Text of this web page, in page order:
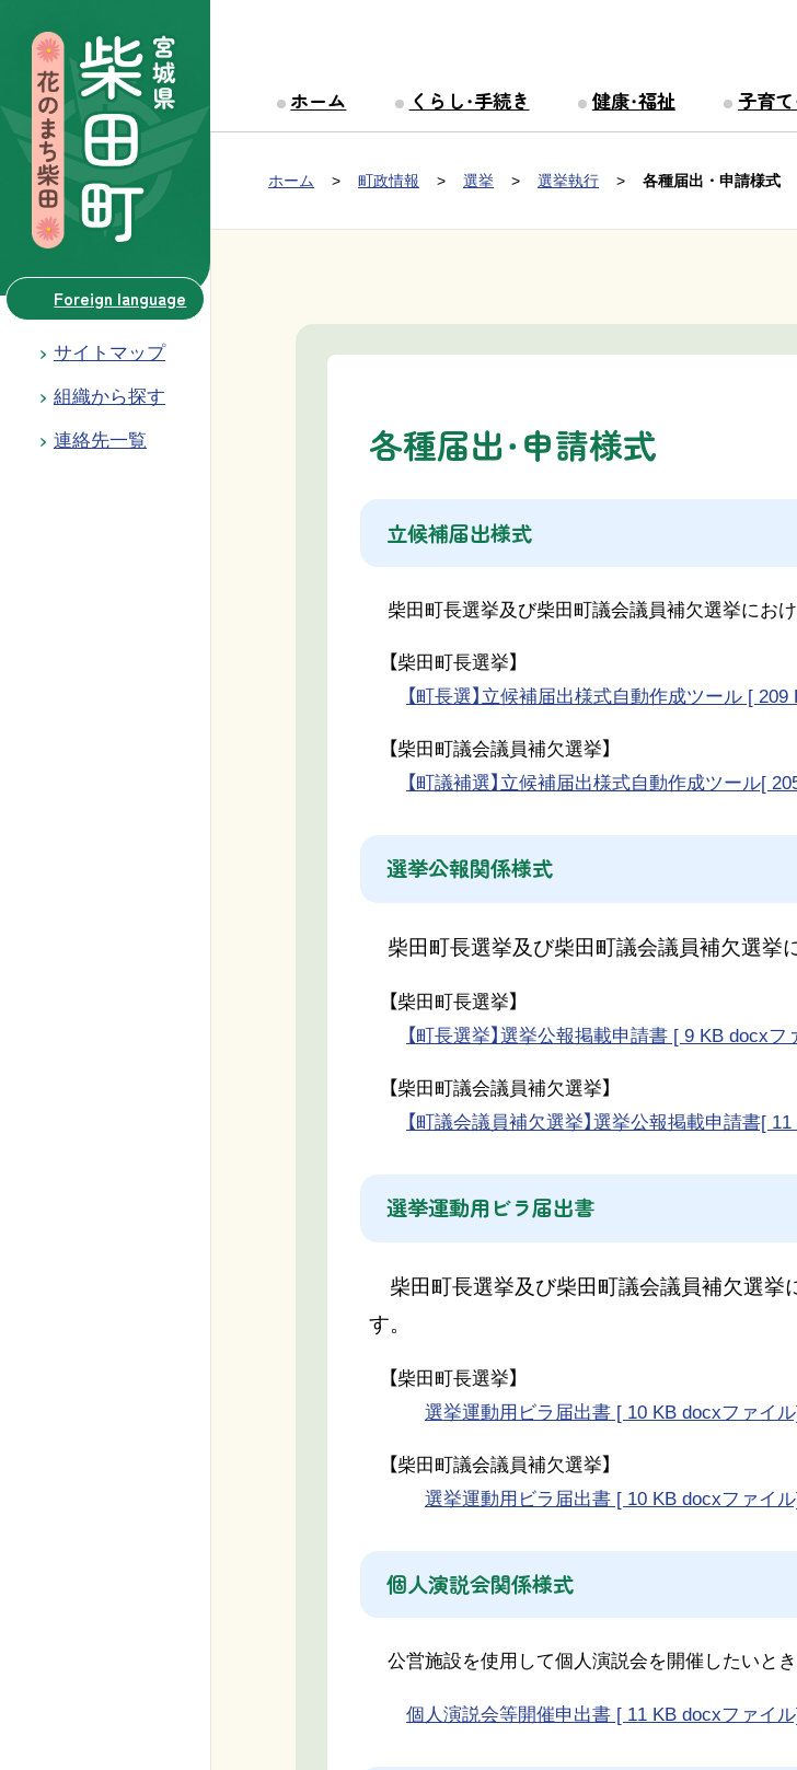
Foreign language
サイトマップ
組織から探す
連絡先一覧
Group NAV
ホーム くらし・手続き 健康・福祉 子育て
現在位置：
ホーム 町政情報 選挙 選挙執行 各種届出・申請様式
各種届出・申請様式
立候補届出様式
柴田町長選挙及び柴田町議会議員補欠選挙にお
【柴田町長選挙】
【町長選】立候補届出様式自動作成ツール [
【柴田町議会議員補欠選挙】
【町議補選】立候補届出様式自動作成ツール[
選挙公報関係様式
柴田町長選挙及び柴田町議会議員補欠選挙
【柴田町長選挙】
【町長選挙】選挙公報掲載申請書 [ 9 KB docxフ
【柴田町議会議員補欠選挙】
【町議会議員補欠選挙】選挙公報掲載申請書[
選挙運動用ビラ届出書
柴田町長選挙及び柴田町議会議員補欠選挙
す。
【柴田町長選挙】
選挙運動用ビラ届出書 [ 10 KB docxファイ
【柴田町議会議員補欠選挙】
選挙運動用ビラ届出書 [ 10 KB docxファイ
個人演説会関係様式
公営施設を使用して個人演説会を開催したいと
個人演説会等開催申出書 [ 11 KB docxファイ